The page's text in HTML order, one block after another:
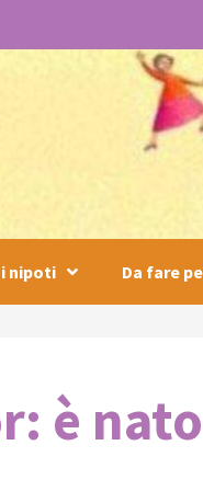
i nipoti Da fare
è